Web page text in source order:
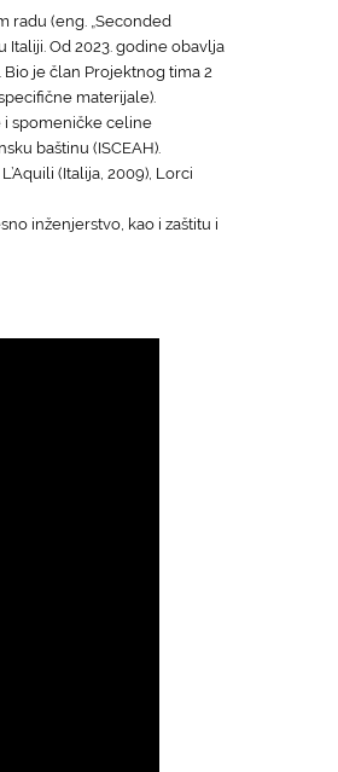
radu (eng. „Seconded
Italiji. Od 2023. godine obavlja
je član Projektnog tima 2
materijale).
i spomeničke celine
baštinu (ISCEAH).
(Italija, 2009), Lorci
inženjerstvo, kao i zaštitu i